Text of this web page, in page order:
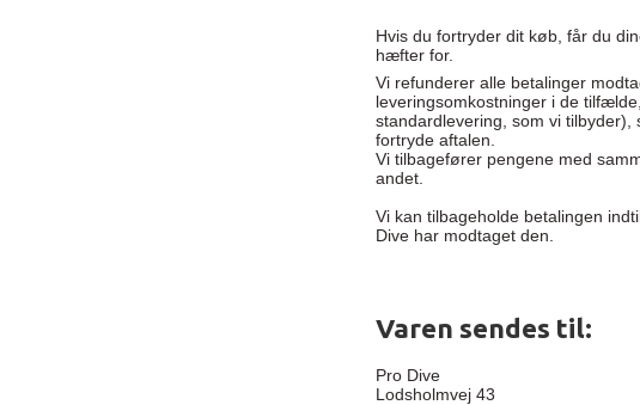
Hvis du fortryder dit køb, får du
hæfter for.
Vi refunderer alle betalinger
leveringsomkostninger i de
standardlevering, som vi
fortryde aftalen.
Vi tilbagefører pengene med
andet.
Vi kan tilbageholde betalingen
Dive har modtaget den.
Varen sendes til:
Pro Dive
Lodsholmvej 43